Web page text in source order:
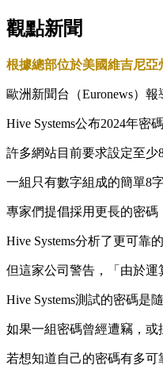
觀點新聞
根據總部位於美國維吉尼亞
歐洲新聞台（Euronews）
Hive Systems公布2024年
許多網站目前要求設定至少
一組只有數字組成的簡單8
專家們提倡採用更長的密碼
Hive Systems分析了更可靠
但這家公司警告，「由於運
Hive Systems測試的密碼是
如果一組密碼曾經遭竊，或
若想知道自己的密碼有多可